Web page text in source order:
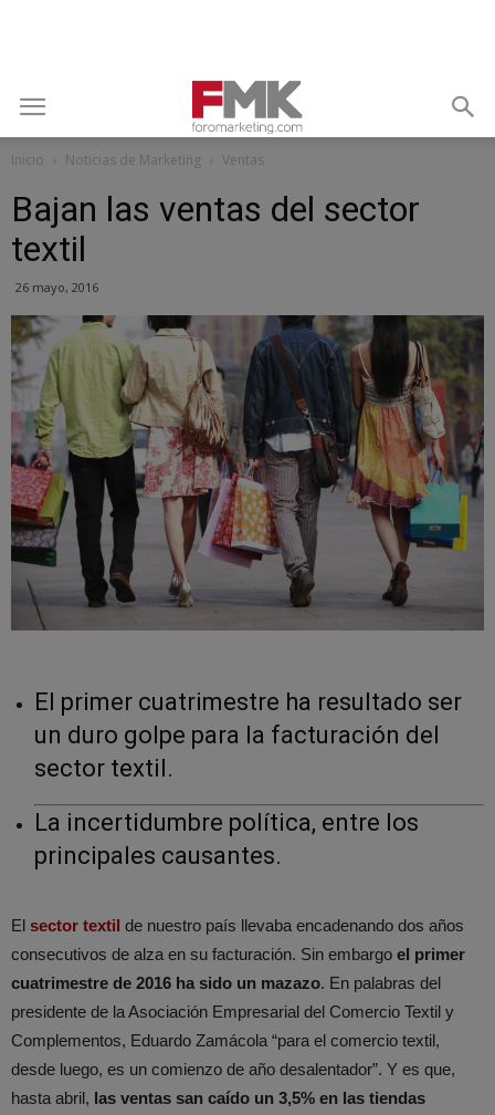
Inicio Noticias de Marketing Ventas
Bajan las ventas del sector
textil
26 mayo, 2016
El primer cuatrimestre ha resultado ser
un duro golpe para la facturación del
sector textil.
La incertidumbre política, entre los
principales causantes.
El sector textil de nuestro país llevaba encadenando dos años
consecutivos de alza en su facturación. Sin embargo el primer
cuatrimestre de 2016 ha sido un mazazo. En palabras del
presidente de la Asociación Empresarial del Comercio Textil y
Complementos, Eduardo Zamácola “para el comercio textil,
desde luego, es un comienzo de año desalentador”. Y es que,
hasta abril, las ventas san caído un 3,5% en las tiendas